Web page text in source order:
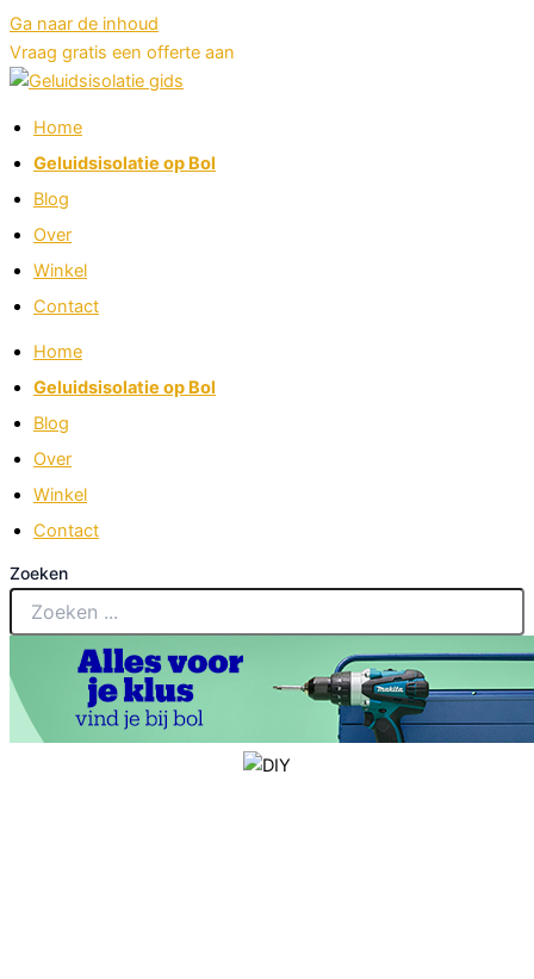
Ga naar de inhoud
Vraag gratis een offerte aan
Home
Geluidsisolatie op Bol
Blog
Over
Winkel
Contact
Home
Geluidsisolatie op Bol
Blog
Over
Winkel
Contact
Zoeken